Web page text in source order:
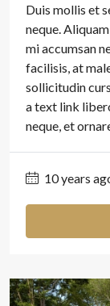
Duis mollis et
neque.
mi accumsan
facilisis, at
sollicitudin
a text link
neque, et
10 years